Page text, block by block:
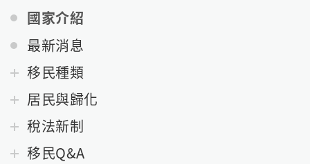
國家介紹
最新消息
移民種類
居民與歸化
稅法新制
移民Q&A